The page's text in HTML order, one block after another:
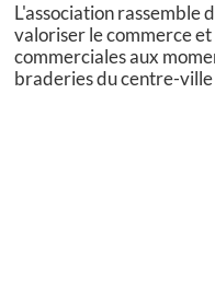
L'association rassemble
valoriser le commerce
commerciales aux
braderies du centre-